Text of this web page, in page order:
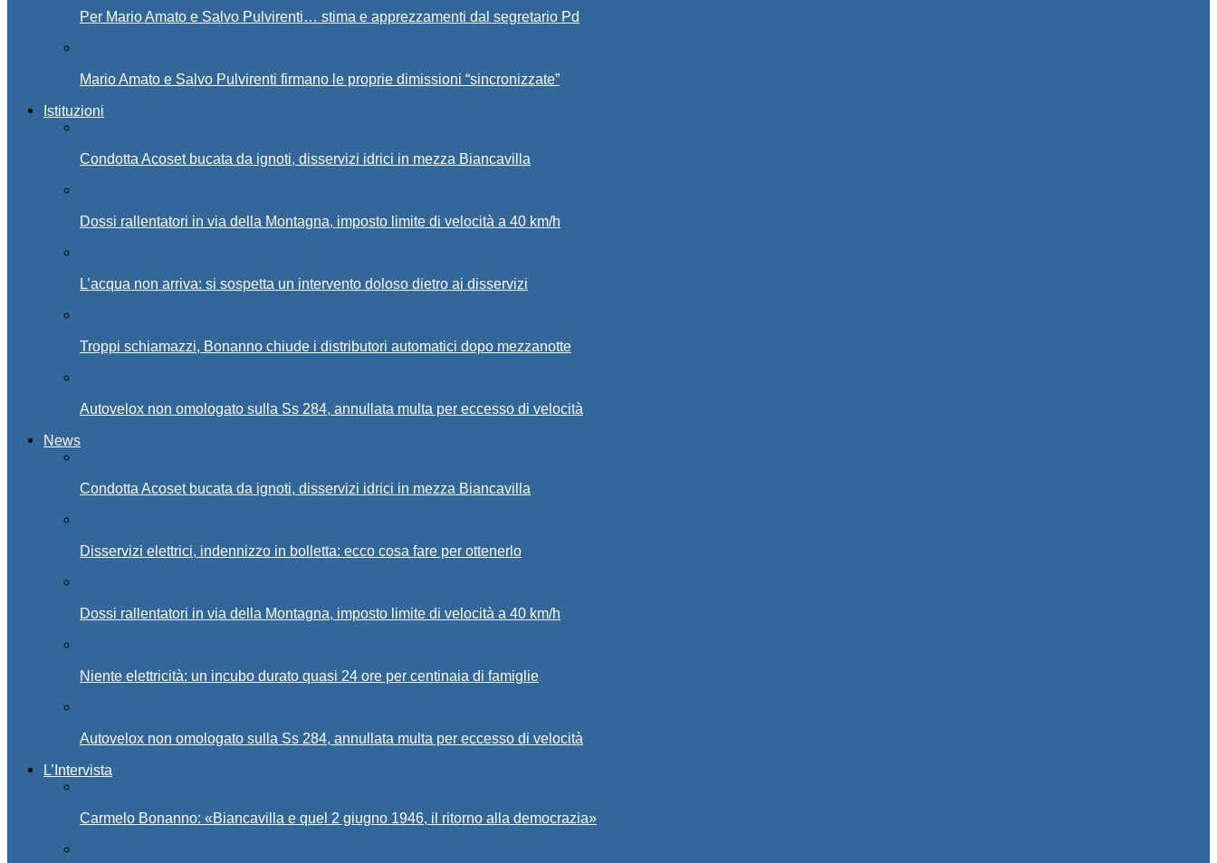
Per Mario Amato e Salvo Pulvirenti… stima e apprezzamenti dal segretario Pd
Mario Amato e Salvo Pulvirenti firmano le proprie dimissioni “sincronizzate”
Istituzioni
Condotta Acoset bucata da ignoti, disservizi idrici in mezza Biancavilla
Dossi rallentatori in via della Montagna, imposto limite di velocità a 40 km/h
L’acqua non arriva: si sospetta un intervento doloso dietro ai disservizi
Troppi schiamazzi, Bonanno chiude i distributori automatici dopo mezzanotte
Autovelox non omologato sulla Ss 284, annullata multa per eccesso di velocità
News
Condotta Acoset bucata da ignoti, disservizi idrici in mezza Biancavilla
Disservizi elettrici, indennizzo in bolletta: ecco cosa fare per ottenerlo
Dossi rallentatori in via della Montagna, imposto limite di velocità a 40 km/h
Niente elettricità: un incubo durato quasi 24 ore per centinaia di famiglie
Autovelox non omologato sulla Ss 284, annullata multa per eccesso di velocità
L’Intervista
Carmelo Bonanno: «Biancavilla e quel 2 giugno 1946, il ritorno alla democrazia»